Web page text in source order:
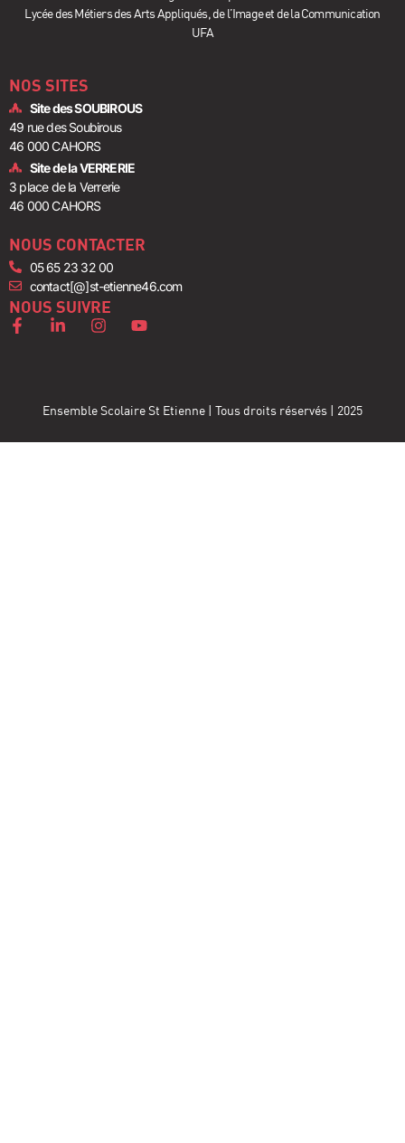
Lycée des Métiers des Arts Appliqués, de l’Image et de la Communication
UFA
NOS SITES
Site des SOUBIROUS
49 rue des Soubirous
46 000 CAHORS
Site de la VERRERIE
3 place de la Verrerie
46 000 CAHORS
NOUS CONTACTER
05 65 23 32 00
contact[@]st-etienne46.com
NOUS SUIVRE
Ensemble Scolaire St Etienne | Tous droits réservés | 2025